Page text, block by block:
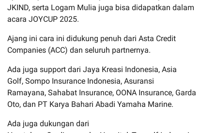
JKIND, serta Logam Mulia juga bisa didapatkan dalam
acara JOYCUP 2025.
Ajang ini cara ini didukung penuh dari Asta Credit
Companies (ACC) dan seluruh partnernya.
Ada juga support dari Jaya Kreasi Indonesia, Asia
Golf, Sompo Insurance Indonesia, Asuransi
Ramayana, Sahabat Insurance, OONA Insurance, Garda
Oto, dan PT Karya Bahari Abadi Yamaha Marine.
Ada juga dukungan dari